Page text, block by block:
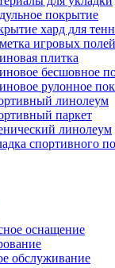
покрытие
хард для
игровых полей
плитка
бесшовное
рулонное
линолеум
паркет
линолеум
спортивного
оснащение
обслуживание